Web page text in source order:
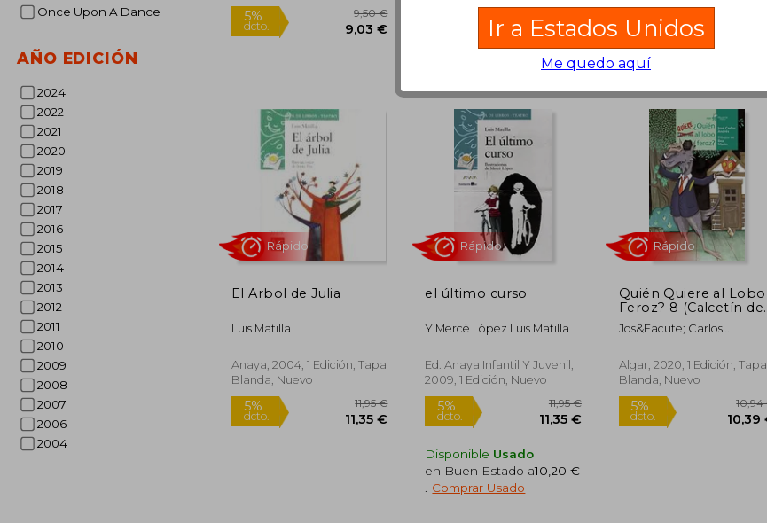
Once Upon A Dance
AÑO EDICIÓN
2024
2022
2021
2020
2019
2018
2017
2016
2015
2014
2013
2012
2011
2010
2009
2008
2007
2006
2004
5%
dcto.
9,50 €
9,03 €
5%
dcto.
16,10 €
15,29 €
5%
dcto.
El Arbol de Julia
Luis Matilla
Anaya, 2004, 1 Edición, Tapa
Blanda, Nuevo
el último curso
Y Mercè López Luis Matilla
Ed. Anaya Infantil Y Juvenil,
2009, 1 Edición, Nuevo
Rápido
Disponible Usado
en Buen Estado a10,20 €
Comprar Usado
Quién Quiere al Lobo
Feroz? 8 (Calcetín de
Teatro)
Jos&Eacute; Carlos
Algar, 2020, 1 Edición, Tapa
Blanda, Nuevo
Ir a Estados Unidos
Me quedo aquí